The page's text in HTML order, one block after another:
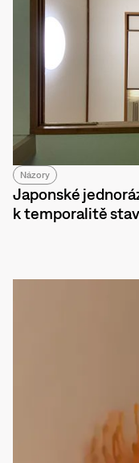
Názory
Japonské
k temporalitě